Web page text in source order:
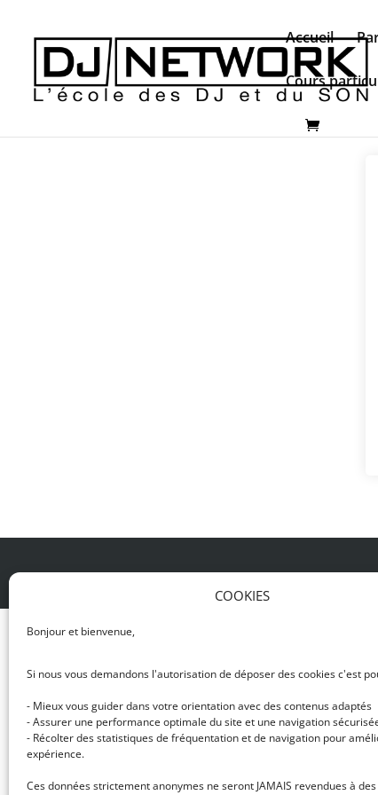
COOKIES
Bonjour et bienvenue,
Si nous vous demandons l'autorisation de déposer des cookies c'est
- Mieux vous guider dans votre orientation avec des contenus adaptés
- Assurer une performance optimale du site et une navigation
- Récolter des statistiques de fréquentation et de navigation pour
expérience.
Ces données strictement anonymes ne seront JAMAIS revendues à
Accueil
Cours
© DJ NETWORK • École de DJ et de